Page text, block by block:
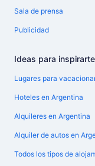
Sala de prensa
Publicidad
Ideas para inspirarte
Lugares para
Hoteles en Argentina
Alquileres en Argentina
Alquiler de autos en
Todos los tipos de